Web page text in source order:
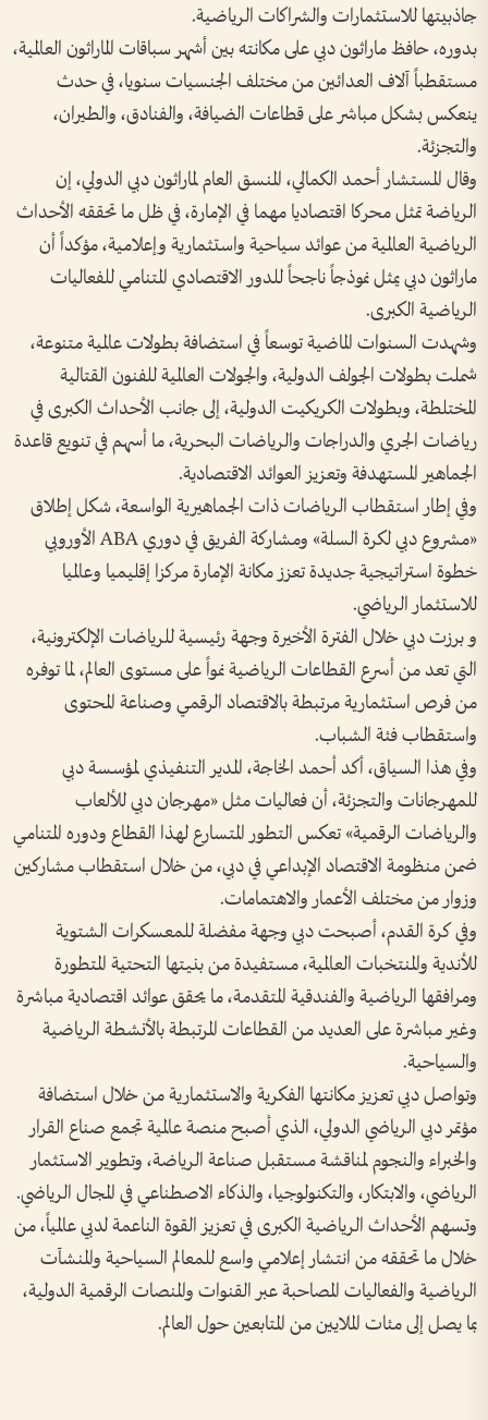
جاذبيتها للاستثمارات والشراكات الرياضية.
بدوره، حافظ ماراثون دبي على مكانته بين أشهر سباقات الماراثون العالمية،
مستقطباً آلاف العدائين من مختلف الجنسيات سنويا، في حدث
ينعكس بشكل مباشر على قطاعات الضيافة، والفنادق، والطيران،
والتجزئة.
وقال المستشار أحمد الكمالي، المنسق العام لماراثون دبي الدولي، إن
الرياضة تمثل محركا اقتصاديا مهما في الإمارة، في ظل ما تحققه الأحداث
الرياضية العالمية من عوائد سياحية واستثمارية وإعلامية، مؤكداً أن
ماراثون دبي يمثل نموذجاً ناجحاً للدور الاقتصادي المتنامي للفعاليات
الرياضية الكبرى.
وشهدت السنوات الماضية توسعاً في استضافة بطولات عالمية متنوعة،
شملت بطولات الجولف الدولية، والجولات العالمية للفنون القتالية
المختلطة، وبطولات الكريكيت الدولية، إلى جانب الأحداث الكبرى في
رياضات الجري والدراجات والرياضات البحرية، ما أسهم في تنويع قاعدة
الجماهير المستهدفة وتعزيز العوائد الاقتصادية.
وفي إطار استقطاب الرياضات ذات الجماهيرية الواسعة، شكل إطلاق
«مشروع دبي لكرة السلة» ومشاركة الفريق في دوري ABA الأوروبي
خطوة استراتيجية جديدة تعزز مكانة الإمارة مركزا إقليميا وعالميا
للاستثمار الرياضي.
و برزت دبي خلال الفترة الأخيرة وجهة رئيسية للرياضات الإلكترونية،
التي تعد من أسرع القطاعات الرياضية نمواً على مستوى العالم، لما توفره
من فرص استثمارية مرتبطة بالاقتصاد الرقمي وصناعة المحتوى
واستقطاب فئة الشباب.
وفي هذا السياق، أكد أحمد الخاجة، المدير التنفيذي لمؤسسة دبي
للمهرجانات والتجزئة، أن فعاليات مثل «مهرجان دبي للألعاب
والرياضات الرقمية» تعكس التطور المتسارع لهذا القطاع ودوره المتنامي
ضمن منظومة الاقتصاد الإبداعي في دبي، من خلال استقطاب مشاركين
وزوار من مختلف الأعمار والاهتمامات.
وفي كرة القدم، أصبحت دبي وجهة مفضلة للمعسكرات الشتوية
للأندية والمنتخبات العالمية، مستفيدة من بنيتها التحتية المتطورة
ومرافقها الرياضية والفندقية المتقدمة، ما يحقق عوائد اقتصادية مباشرة
وغير مباشرة على العديد من القطاعات المرتبطة بالأنشطة الرياضية
والسياحية.
وتواصل دبي تعزيز مكانتها الفكرية والاستثمارية من خلال استضافة
مؤتمر دبي الرياضي الدولي، الذي أصبح منصة عالمية تجمع صناع القرار
والخبراء والنجوم لمناقشة مستقبل صناعة الرياضة، وتطوير الاستثمار
الرياضي، والابتكار، والتكنولوجيا، والذكاء الاصطناعي في المجال الرياضي.
وتسهم الأحداث الرياضية الكبرى في تعزيز القوة الناعمة لدبي عالمياً، من
خلال ما تحققه من انتشار إعلامي واسع للمعالم السياحية والمنشآت
الرياضية والفعاليات المصاحبة عبر القنوات والمنصات الرقمية الدولية،
بما يصل إلى مئات الملايين من المتابعين حول العالم.